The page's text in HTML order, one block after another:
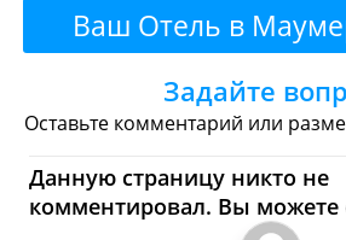
Булочные
Торговые
Маумере - Где
Магазины,
Ваш Отель в
Задайте
Оставьте комментарий или
Данную страницу никто не
комментировал. Вы можете